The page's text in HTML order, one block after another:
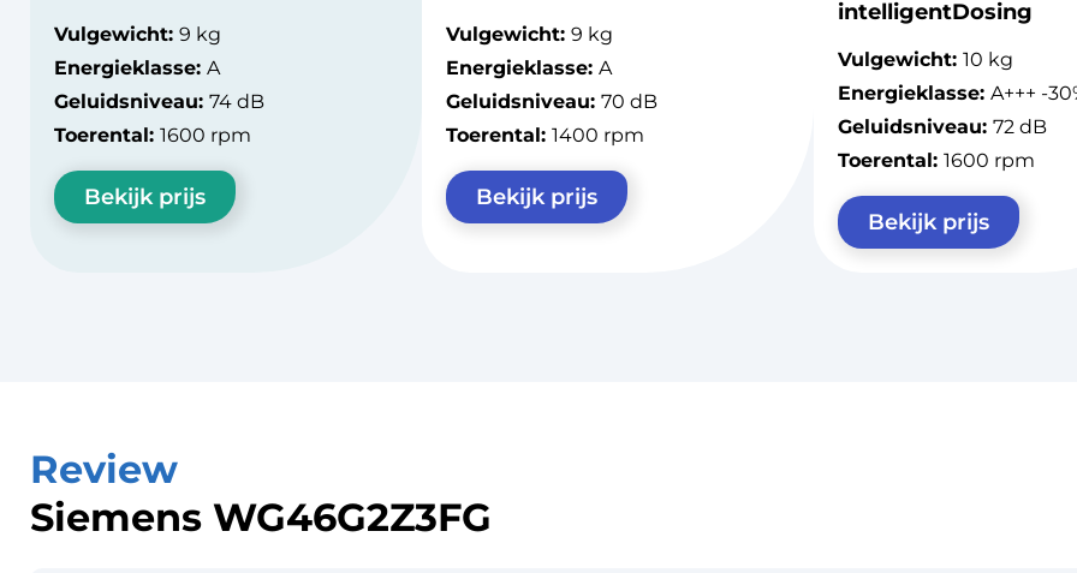
Vulgewicht: 9 kg
Energieklasse: A
Geluidsniveau: 74 dB
Toerental: 1600 rpm
Bekijk prijs
Vulgewicht: 9 kg
Energieklasse: A
Geluidsniveau: 70 dB
Toerental: 1400 rpm
Bekijk prijs
intelligentDosing
Vulgewicht: 10 kg
Energieklasse: A+++ -
Geluidsniveau: 72 dB
Toerental: 1600 rpm
Bekijk prijs
Review
Siemens WG46G2Z3FG